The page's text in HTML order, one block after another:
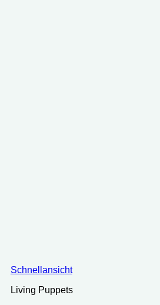
Schnellansicht
Living Puppets